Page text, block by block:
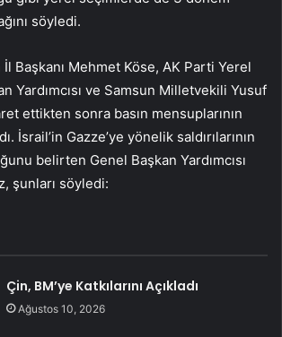
söyledi.
Başkanı Mehmet Köse, AK Parti Yerel
Yardımcısı ve Samsun Milletvekili Yusuf
ettikten sonra basın mensuplarının
İsrail’in Gazze’ye yönelik saldırılarının
belirten Genel Başkan Yardımcısı
şunları söyledi:
Çin, BM’ye Katkılarını Açıkladı
Ağustos 10, 2026